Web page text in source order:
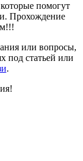
помогут
Прохождение
или вопросы,
под статьей или
.